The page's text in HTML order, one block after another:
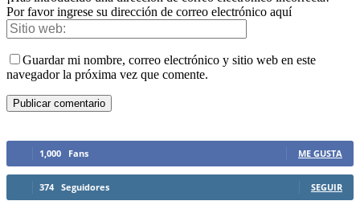
Por favor ingrese su dirección de correo electrónico aquí
Guardar mi nombre, correo electrónico y sitio web en este
navegador la próxima vez que comente.
1,000 Fans ME GUSTA
374 Seguidores SEGUIR